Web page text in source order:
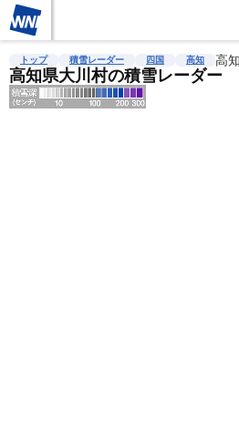
雨雲レーダー 台風情報 地震情報
トップ 積雪レーダー 四国 高知 高
高知県大川村の積雪レーダー